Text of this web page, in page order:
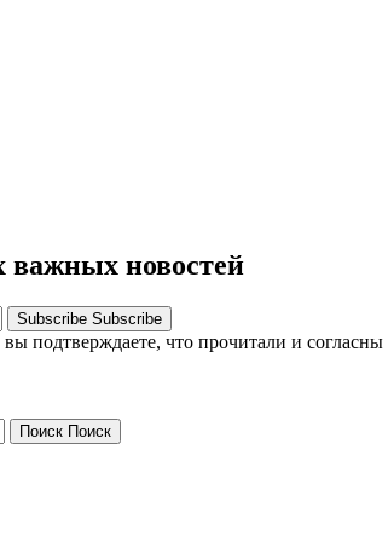
важных новостей
Subscribe Subscribe
подтверждаете, что прочитали и
Поиск Поиск